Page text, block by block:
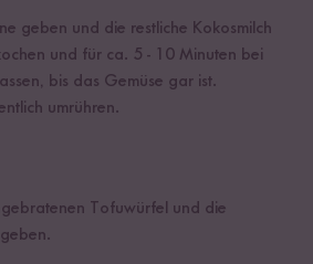
geben und die restliche Kokosmilch
und für ca. 5 - 10 Minuten bei
bis das Gemüse gar ist.
umrühren.
Tofuwürfel und die